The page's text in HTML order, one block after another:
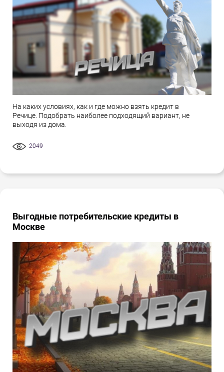
На каких условиях, как и где можно взять кредит в
Речице. Подобрать наиболее подходящий вариант, не
выходя из дома.
2049
Выгодные потребительские кредиты в
Москве